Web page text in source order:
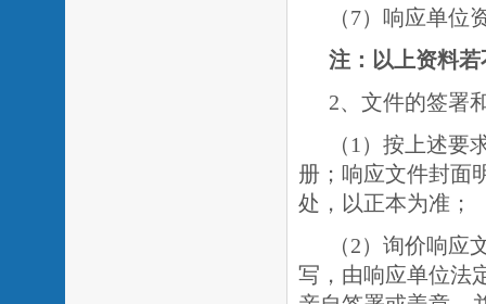
（7）响应单位
注：以上资料
2、文件的签署
（ 1 ）按上述要
册；响应文件封面
处，以正本为准；
（2）询价响应
写，由响应单位法